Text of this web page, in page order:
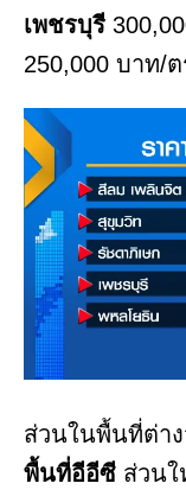
เพชรบุรี
250,000 บาท/ต
ส่วนในพื้นที่ต่า
พื้นที่อีอีซี ส่วน